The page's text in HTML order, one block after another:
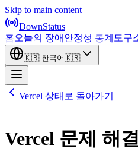
Skip to main content
DownStatus
홈오늘의 장애 안정성 통계 도구
🇰🇷 한국어🇰🇷
Vercel 상태로 돌아가기
Vercel 문제 해결